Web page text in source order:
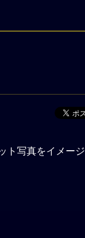
ト写真をイメージ